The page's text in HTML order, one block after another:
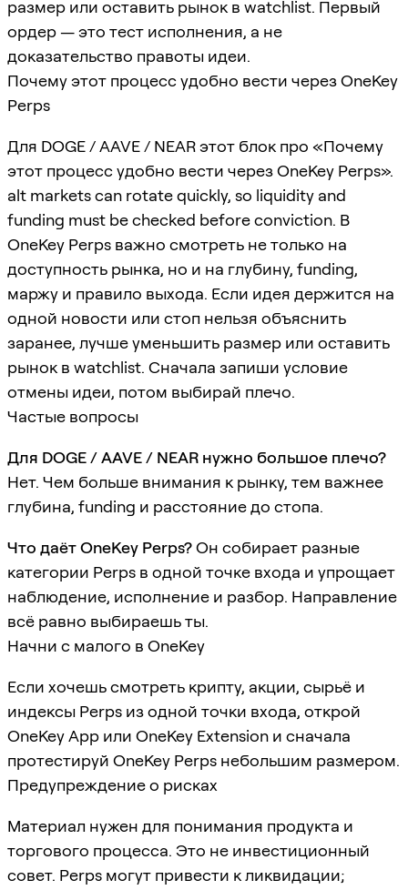
размер или оставить рынок в watchlist. Первый
ордер — это тест исполнения, а не
доказательство правоты идеи.
Почему этот процесс удобно вести через OneKey
Perps
Для DOGE / AAVE / NEAR этот блок про «Почему
этот процесс удобно вести через OneKey Perps».
alt markets can rotate quickly, so liquidity and
funding must be checked before conviction. В
OneKey Perps важно смотреть не только на
доступность рынка, но и на глубину, funding,
маржу и правило выхода. Если идея держится на
одной новости или стоп нельзя объяснить
заранее, лучше уменьшить размер или оставить
рынок в watchlist. Сначала запиши условие
отмены идеи, потом выбирай плечо.
Частые вопросы
Для DOGE / AAVE / NEAR нужно большое плечо?
Нет. Чем больше внимания к рынку, тем важнее
глубина, funding и расстояние до стопа.
Что даёт OneKey Perps?Он собирает разные
категории Perps в одной точке входа и упрощает
наблюдение, исполнение и разбор. Направление
всё равно выбираешь ты.
Начни с малого в OneKey
Если хочешь смотреть крипту, акции, сырьё и
индексы Perps из одной точки входа, открой
OneKey App или OneKey Extension и сначала
протестируй OneKey Perps небольшим размером.
Предупреждение о рисках
Материал нужен для понимания продукта и
торгового процесса. Это не инвестиционный
совет. Perps могут привести к ликвидации;